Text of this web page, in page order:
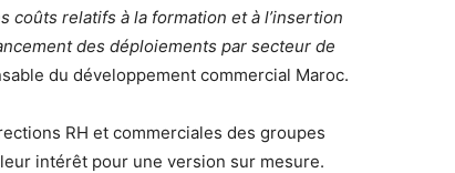
coûts relatifs à la formation et à l’insertion
des déploiements par secteur de
du développement commercial Maroc.
RH et commerciales des groupes
intérêt pour une version sur mesure.